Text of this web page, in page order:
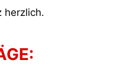
herzlich.